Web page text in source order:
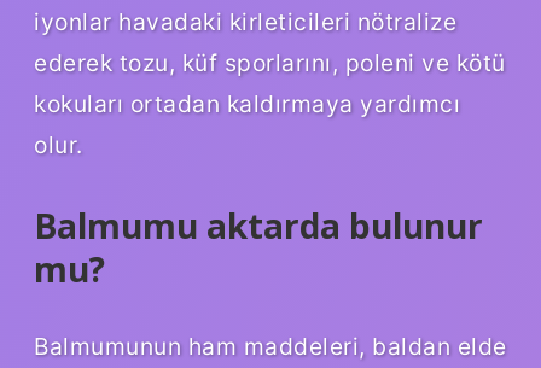
iyonlar havadaki kirleticileri nötralize
ederek tozu, küf sporlarını, poleni ve kötü
kokuları ortadan kaldırmaya yardımcı
olur.
Balmumu aktarda bulunur
mu?
Balmumunun ham maddeleri, baldan elde